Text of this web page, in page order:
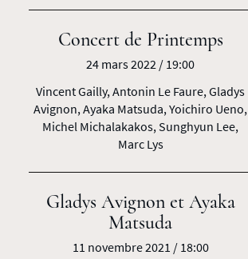
Concert de Printemps
24 mars 2022 / 19:00
Vincent Gailly, Antonin Le Faure, Gladys
Avignon, Ayaka Matsuda, Yoichiro Ueno,
Michel Michalakakos, Sunghyun Lee,
Marc Lys
Gladys Avignon et Ayaka
Matsuda
11 novembre 2021 / 18:00